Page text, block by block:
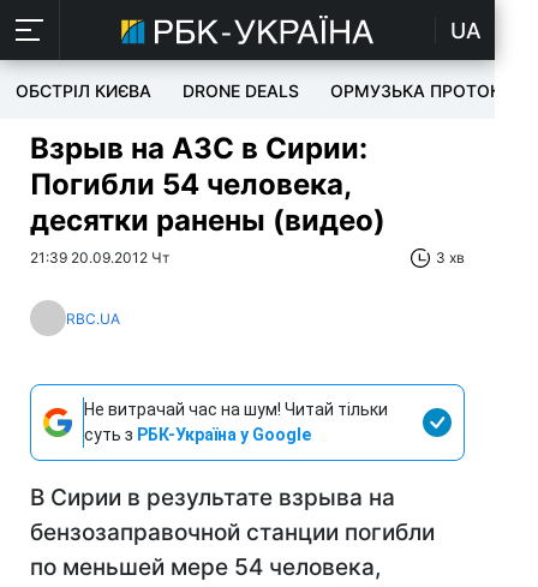
UA
ОБСТРІЛ КИЄВА DRONE DEALS ОРМУЗЬКА ПРОТОКА
Взрыв на АЗС в Сирии:
Погибли 54 человека,
десятки ранены (видео)
21:39 20.09.2012 Чт 3 хв
RBC.UA
Не витрачай час на шум! Читай тільки
суть з РБК-Україна у Google
В Сирии в результате взрыва на
бензозаправочной станции погибли
по меньшей мере 54 человека,